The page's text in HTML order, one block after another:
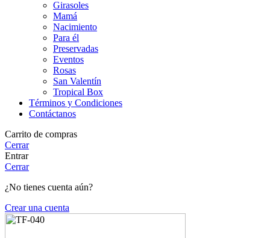
Girasoles
Mamá
Nacimiento
Para él
Preservadas
Eventos
Rosas
San Valentín
Tropical Box
Términos y Condiciones
Contáctanos
Carrito de compras
Cerrar
Entrar
Cerrar
¿No tienes cuenta aún?
Crear una cuenta